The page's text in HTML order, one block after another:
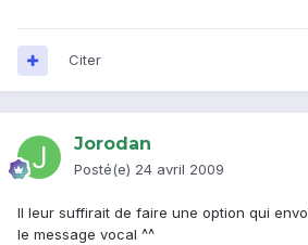
Citer
Jorodan
Posté(e) 24 avril 2009
Il leur suffirait de faire une option qui
le message vocal ^^